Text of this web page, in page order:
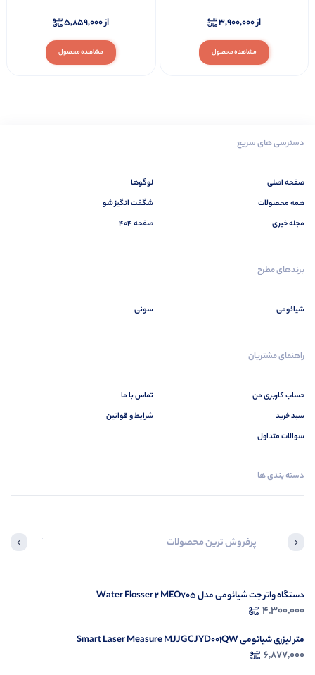
مشاهده محصول
از3,900,000
مشاهده محصول
از5,859,000
دسترسی های سریع
صفحه اصلی
همه محصولات
مجله خبری
لوگوها
شگفت انگیز شو
صفحه 404
برندهای مطرح
شیائومی سونی
راهنمای مشتریان
حساب کاربری من
سبد خرید
سوالات متداول
تماس با ما
شرایط و قوانین
دسته بندی ها
پرفروش ترین محصولات آخرین
دستگاه واتر جت شیائومی مدل Water Flosser 2 MEO705
4,300,000
متر لیزری شیائومی Smart Laser Measure MJJGCJYD001QW
6,877,000